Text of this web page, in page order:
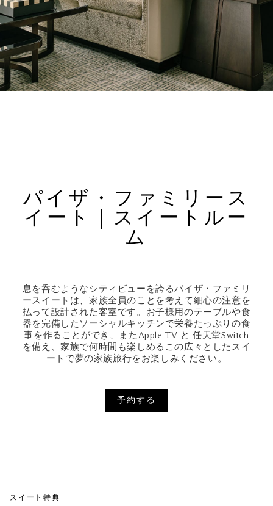
パイザ・ファミリース
イート｜スイートルー
ム
息を呑むようなシティビューを誇るパイザ・ファミリ
ースイートは、家族全員のことを考えて細心の注意を
払って設計された客室です。お子様用のテーブルや食
器を完備したソーシャルキッチンで栄養たっぷりの食
事を作ることができ、またApple TV と 任天堂Switch
を備え、家族で何時間も楽しめるこの広々としたスイ
ートで夢の家族旅行をお楽しみください。
予約する
スイート特典